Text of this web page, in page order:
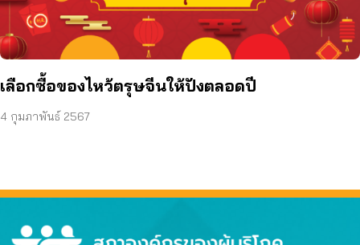
เลือกซื้อของไหว้ตรุษจีนให้ปังตลอดปี
4 กุมภาพันธ์ 2567